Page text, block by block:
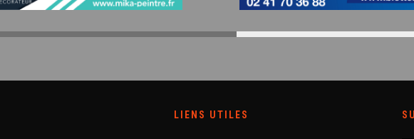
LIENS UTILES